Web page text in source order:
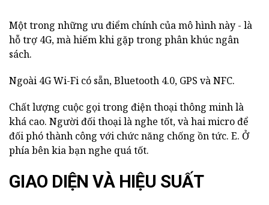
Một trong những ưu điểm chính của mô hình này - là
hỗ trợ 4G, mà hiếm khi gặp trong phân khúc ngân
sách.
Ngoài 4G Wi-Fi có sẵn, Bluetooth 4.0, GPS và NFC.
Chất lượng cuộc gọi trong điện thoại thông minh là
khá cao. Người đối thoại là nghe tốt, và hai micro để
đối phó thành công với chức năng chống ồn tức. E. Ở
phía bên kia bạn nghe quá tốt.
GIAO DIỆN VÀ HIỆU SUẤT